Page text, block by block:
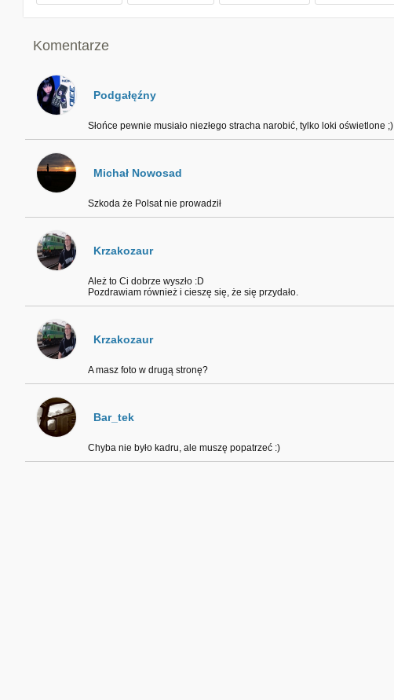
Komentarze
Podgałęźny
Słońce pewnie musiało niezłego stracha narobić, tylko loki oświetlone ;)
Michał Nowosad
Szkoda że Polsat nie prowadził
Krzakozaur
Ależ to Ci dobrze wyszło :D
Pozdrawiam również i cieszę się, że się przydało.
Krzakozaur
A masz foto w drugą stronę?
Bar_tek
Chyba nie było kadru, ale muszę popatrzeć :)